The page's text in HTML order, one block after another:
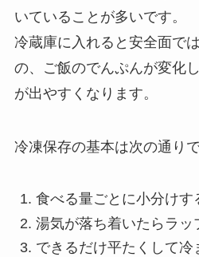
いていることが多いです。
冷蔵庫に入れると安全面で
の、ご飯のでんぷんが変化
が出やすくなります。
冷凍保存の基本は次の通りで
食べる量ごとに小分けす
湯気が落ち着いたらラッ
できるだけ平たくして冷